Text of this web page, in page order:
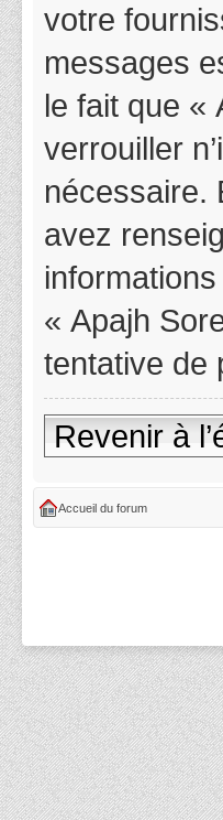
votre
messages
le fait que «
verrouiller
nécessaire.
avez
« Apajh
tentative de
Revenir à
Accueil du forum